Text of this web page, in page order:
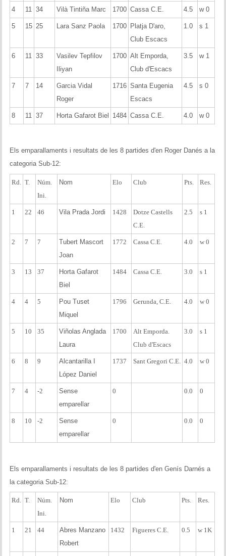
4 11 34 Vilà Tintiña Marc 1700 Cassa C.E. 4.5 w 0
5 15 25 Lara Sanz Paola 1700 Platja D'aro,
Club Escacs
1.0 s 1
6 11 33
Vasilev Tepfilov
Iliyan
1700 Alt Emporda,
Club d'Escacs
3.5 w 1
7 7 14
Garcia Vidal
Roger
1716 Santa Eugenia
Escacs
4.5 s 0
8 11 37 Horta Gafarot Biel 1484 Cassa C.E. 4.0 w 0
Els emparallaments i resultats de les 8 partides d'en Roger Danés a la
categoria Sub-12:
Rd. T.
Núm.
Ini.
Nom Elo Club Pts. Res.
1 22 46 Vila Prada Jordi 1428
Dotze Castells
C.E.
2.5 s 1
2 7 7
Tubert Mascort
Joan
1772 Cassa C.E. 4.0 w 0
3 13 37
Horta Gafarot
Biel
1484 Cassa C.E. 3.0 s 1
4 4 5
Pou Tuset
Miquel
1796 Gerunda, C.E. 4.0 w 0
5 10 35
Viñolas Anglada
Laura
1700
Alt Emporda.
Club d'Escacs
3.0 s 1
6 8 9
Alcantarilla I
López Daniel
1737 Sant Gregori C.E. 4.0 w 0
7 4 -2
Sense
emparellar
0 0.0 0
8 10 -2
Sense
emparellar
0 0.0 0
Els emparallaments i resultats de les 8 partides d'en Genís Darnés a
la categoria Sub-12:
Rd. T.
Núm.
Ini.
Nom Elo Club Pts. Res.
1 21 44
Abres Manzano
Robert
1432 Figueres C.E. 0.5 w 1K